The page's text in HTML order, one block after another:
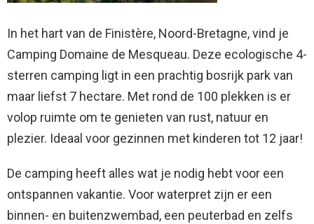
In het hart van de Finistère, Noord-Bretagne, vind je
Camping Domaine de Mesqueau. Deze ecologische 4-
sterren camping ligt in een prachtig bosrijk park van
maar liefst 7 hectare. Met rond de 100 plekken is er
volop ruimte om te genieten van rust, natuur en
plezier. Ideaal voor gezinnen met kinderen tot 12 jaar!
De camping heeft alles wat je nodig hebt voor een
ontspannen vakantie. Voor waterpret zijn er een
binnen- en buitenzwembad, een peuterbad en zelfs